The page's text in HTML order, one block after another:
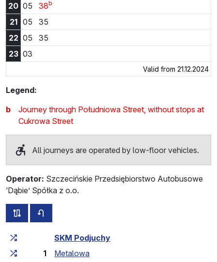
20 05 20:05
38b
21 05 21:05
35
22 05 22:05
35
23 03
Valid from 21.12.2024
Legend:
b
Journey through Południowa Street, without stops at
Cukrowa Street
All journeys are operated by low-floor vehicles.
Operator: Szczecińskie Przedsiębiorstwo Autobusowe
‘Dąbie’ Spółka z o.o.
all routes of this line
Cumulative travel time Travel time between stops
SKM Podjuchy
1
Metalowa